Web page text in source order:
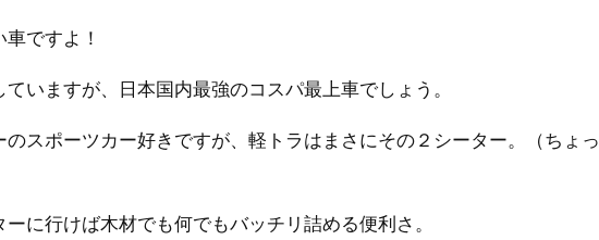
ですよ！
いますが、日本国内最強のコスパ最上車でしょう。
スポーツカー好きですが、軽トラはまさにその２シーター。（ちょっ
に行けば木材でも何でもバッチリ詰める便利さ。